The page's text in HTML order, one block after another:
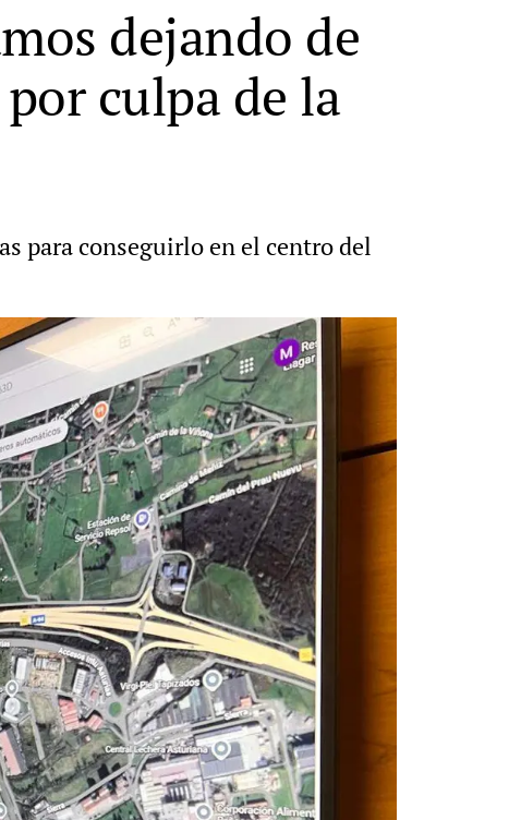
dejando de
culpa de la
para conseguirlo en el centro del